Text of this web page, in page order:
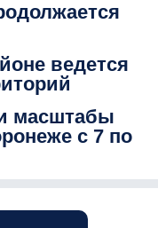
ведется
масштабы
с 7 по